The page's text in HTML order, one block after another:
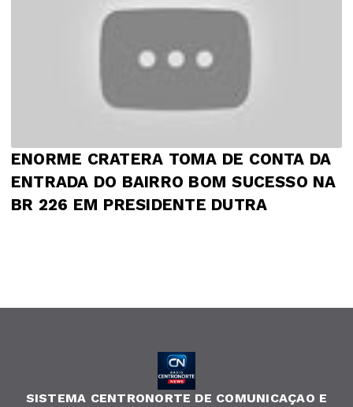
ENORME CRATERA TOMA DE CONTA DA
ENTRADA DO BAIRRO BOM SUCESSO NA
BR 226 EM PRESIDENTE DUTRA
SISTEMA CENTRONORTE DE COMUNICAÇAO E